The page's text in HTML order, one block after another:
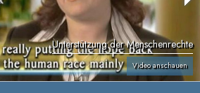
Unterstützung der Menschenrechte
Video anschauen